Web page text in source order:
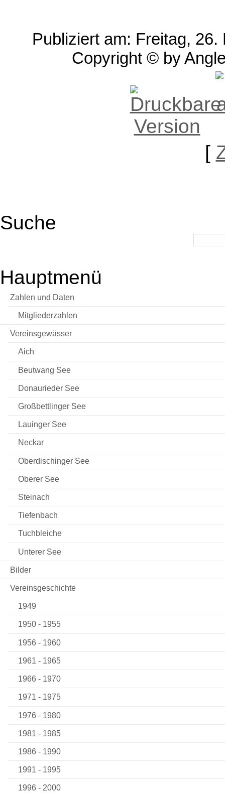
Publiziert am: Freitag,
Copyright © by
[
Suche
Hauptmenü
Zahlen und Daten
Mitgliederzahlen
Vereinsgewässer
Aich
Beutwang See
Donaurieder See
Großbettlinger See
Lauinger See
Neckar
Oberdischinger See
Oberer See
Steinach
Tiefenbach
Tuchbleiche
Unterer See
Bilder
Vereinsgeschichte
1949
1950 - 1955
1956 - 1960
1961 - 1965
1966 - 1970
1971 - 1975
1976 - 1980
1981 - 1985
1986 - 1990
1991 - 1995
1996 - 2000